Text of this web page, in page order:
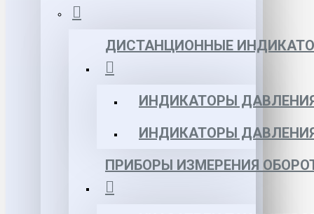
ДИСТАНЦИОННЫЕ
ИНДИКАТОРЫ
ИНДИКАТОРЫ
ПРИБОРЫ ИЗМЕРЕНИЯ